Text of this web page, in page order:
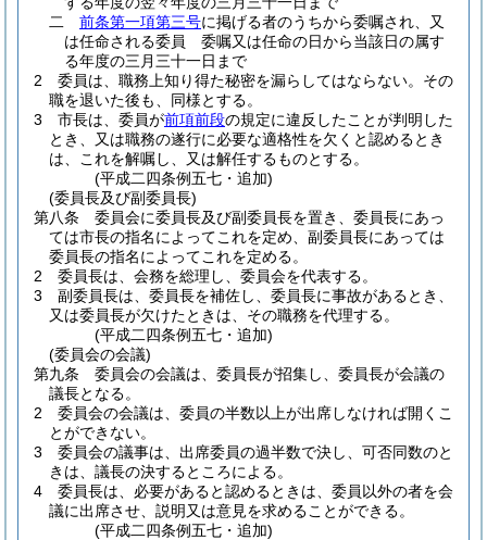
二
前条第一項第三号に掲げる者のうちから委嘱され、又
は任命される委員 委嘱又は任命の日から当該日の属す
る年度の三月三十一日まで
2
委員は、職務上知り得た秘密を漏らしてはならない。 その
職を退いた後も、同様とする。
3
市長は、委員が前項前段の規定に違反したことが判明した
とき、又は職務の遂行に必要な適格性を欠くと認めるとき
は、これを解嘱し、又は解任するものとする。
(平成二四条例五七・追加)
(委員長及び副委員長)
第八条
委員会に委員長及び副委員長を置き、委員長にあっ
ては市長の指名によってこれを定め、副委員長にあっては
委員長の指名によってこれを定める。
2
委員長は、会務を総理し、委員会を代表する。
3
副委員長は、委員長を補佐し、委員長に事故があるとき、
又は委員長が欠けたときは、その職務を代理する。
(平成二四条例五七・追加)
(委員会の会議)
第九条
委員会の会議は、委員長が招集し、委員長が会議の
議長となる。
2
委員会の会議は、委員の半数以上が出席しなければ開くこ
とができない。
3
委員会の議事は、出席委員の過半数で決し、可否同数のと
きは、議長の決するところによる。
4
委員長は、必要があると認めるときは、委員以外の者を会
議に出席させ、説明又は意見を求めることができる。
(平成二四条例五七・追加)